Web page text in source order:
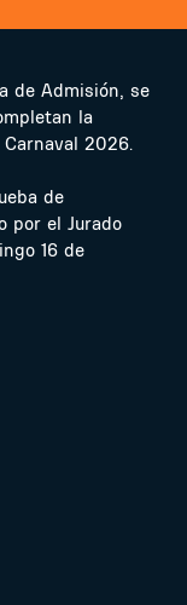
de Admisión, se
la
2026.
de
por el Jurado
16 de